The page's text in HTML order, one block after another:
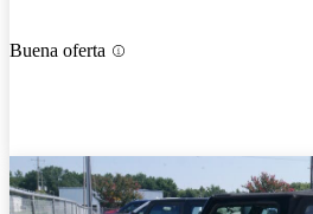
Buena oferta